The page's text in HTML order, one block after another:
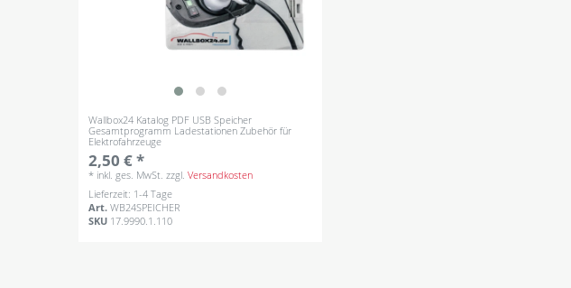
Wallbox24 Katalog PDF USB Speicher
Gesamtprogramm Ladestationen Zubehör für
Elektrofahrzeuge
2,50 € *
* inkl. ges. MwSt. zzgl.Versandkosten
Lieferzeit: 1-4 Tage
Art.WB24SPEICHER
SKU 17.9990.1.110